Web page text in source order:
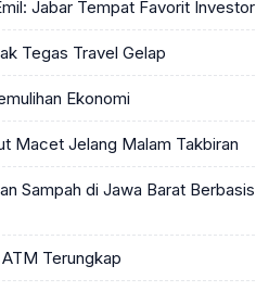
Jabar Tempat Favorit Investor
Tegas Travel Gelap
Ekonomi
Macet Jelang Malam Takbiran
Sampah di Jawa Barat Berbasis
Terungkap